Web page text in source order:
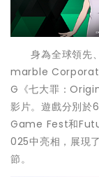
身為全球領先、
marble
G《七大罪：
影片。遊戲分別
Game Fest和
025中亮相，展現
節。